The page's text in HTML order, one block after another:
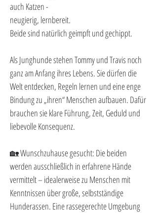
auch Katzen -
neugierig, lernbereit.
Beide sind natürlich geimpft und gechippt.
Als Junghunde stehen Tommy und Travis noch
ganz am Anfang ihres Lebens. Sie dürfen die
Welt entdecken, Regeln lernen und eine enge
Bindung zu „ihren“ Menschen aufbauen. Dafür
brauchen sie klare Führung, Zeit, Geduld und
liebevolle Konsequenz.
🏡 Wunschzuhause gesucht: Die beiden
werden ausschließlich in erfahrene Hände
vermittelt – idealerweise zu Menschen mit
Kenntnissen über große, selbstständige
Hunderassen. Eine rassegerechte Umgebung